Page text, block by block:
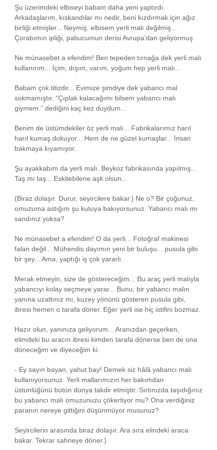
Şu üzerimdeki elbiseyi babam daha yeni yaptırdı.
Arkadaşlarım, kıskandılar mı nedir, beni kızdırmak için ağız
birliği etmişler... Neymiş, elbisem yerli malı değilmiş...
Çorabımın ipliği, pabucumun derisi Avrupa’dan geliyormuş.
Ne münasebet a efendim! Ben tepeden tırnağa dek yerli malı
kullanırım... İçim, dışım, varım, yoğum hep yerli malı...
Babam çok titizdir... Evimize şimdiye dek yabancı mal
sokmamıştır. “Çıplak kalacağımı bilsem yabancı malı
giymem.” dediğini kaç kez duydum...
Benim de üstümdekiler öz yerli malı... Fabrikalarımız harıl
harıl kumaş dokuyor... Hem de ne güzel kumaşlar... İnsan
bakmaya kıyamıyor.
Şu ayakkabım da yerli malı. Beykoz fabrikasında yapılmış...
Taş mı taş... Eskitebilene aşk olsun...
(Biraz dolaşır. Durur, seyircilere bakar.) Ne o? Bir çoğunuz,
omuzuma astığım şu kutuya bakıyorsunuz. Yabancı malı mı
sandınız yoksa?
Ne münasebet a efendim! O da yerli... Fotoğraf makinesi
falan değil... Mühendis dayımın yeni bir buluşu... pusula gibi
bir şey... Ama, yaptığı iş çok yararlı.
Merak etmeyin, size de göstereceğim... Bu araç yerli malıyla
yabancıyı kolay seçmeye yarar... Bunu, bir yabancı malın
yanına uzattınız mı, kuzey yönünü gösteren pusula gibi,
ibresi hemen o tarafa döner. Eğer yerli ise hiç istifini bozmaz.
Hazır olun, yanınıza geliyorum... Aranızdan geçerken,
elimdeki bu aracın ibresi kimden tarafa dönerse ben de ona
döneceğim ve diyeceğim ki:
- Ey sayın bayan, yahut bay! Demek siz hâlâ yabancı malı
kullanıyorsunuz. Yerli mallarımızın her bakımdan
üstünlüğünü bütün dünya takdir etmiştir. Sırtınızda taşıdığınız
bu yabancı malı omuzunuzu çökertiyor mu? Ona verdiğiniz
paranın nereye gittiğini düşünmüyor musunuz?
Seyircilerin arasında biraz dolaşır. Ara sıra elindeki araca
bakar. Tekrar sahneye döner.)